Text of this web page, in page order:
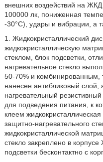
внешних воздействий на
100000 лк, пониженная
-30°C), удары и вибрации, а
1. Жидкокристаллический
жидкокристаллическую
стеклом, блок подсветки,
нагревательное стекло
50-70% и комбинированным,
нанесен антибликовый слой,
нагревательный
для подведения питания, к
клеем
защитно-нагревательного
жидкокристаллической
стекло закреплено в
подсветки бесконтактно с